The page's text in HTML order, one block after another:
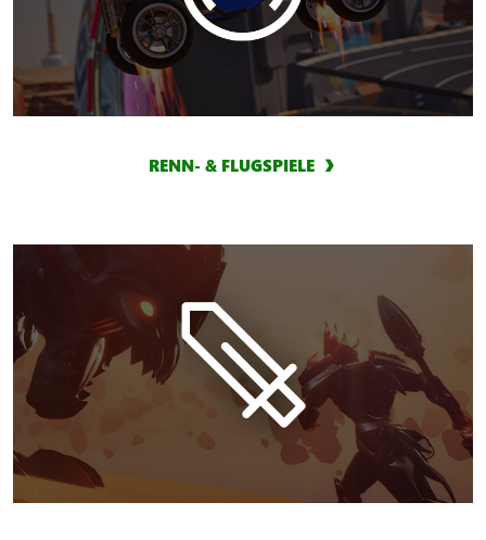
RENN- & FLUGSPIELE